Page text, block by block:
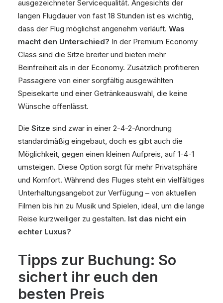
ausgezeichneter Servicequalität. Angesichts der
langen Flugdauer von fast 18 Stunden ist es wichtig,
dass der Flug möglichst angenehm verläuft. Was
macht den Unterschied? In der Premium Economy
Class sind die Sitze breiter und bieten mehr
Beinfreiheit als in der Economy. Zusätzlich profitieren
Passagiere von einer sorgfältig ausgewählten
Speisekarte und einer Getränkeauswahl, die keine
Wünsche offenlässt.
Die Sitze sind zwar in einer 2-4-2-Anordnung
standardmäßig eingebaut, doch es gibt auch die
Möglichkeit, gegen einen kleinen Aufpreis, auf 1-4-1
umsteigen. Diese Option sorgt für mehr Privatsphäre
und Komfort. Während des Fluges steht ein vielfältiges
Unterhaltungsangebot zur Verfügung – von aktuellen
Filmen bis hin zu Musik und Spielen, ideal, um die lange
Reise kurzweiliger zu gestalten. Ist das nicht ein
echter Luxus?
Tipps zur Buchung: So
sichert ihr euch den
besten Preis